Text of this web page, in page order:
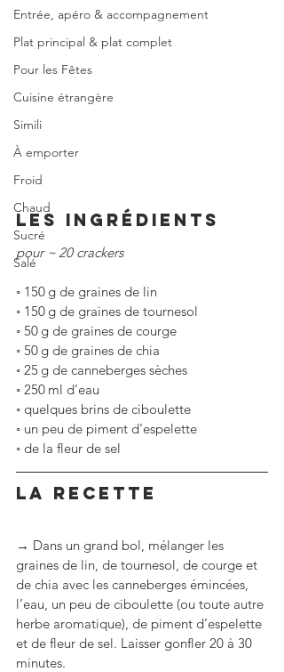
Entrée, apéro & accompagnement
Plat principal & plat complet
Pour les Fêtes
Cuisine étrangère
Simili
À emporter
Froid
Chaud
Sucré
Salé
LES INGRÉDIENTS
pour ~ 20 crackers
◦ 150 g de graines de lin
◦ 150 g de graines de tournesol
◦ 50 g de graines de courge
◦ 50 g de graines de chia
◦ 25 g de canneberges sèches
◦ 250 ml d’eau
◦ quelques brins de ciboulette
◦ un peu de piment d’espelette
◦ de la fleur de sel
LA RECETTE
→ Dans un grand bol, mélanger les
graines de lin, de tournesol, de courge et
de chia avec les canneberges émincées,
l’eau, un peu de ciboulette (ou toute autre
herbe aromatique), de piment d’espelette
et de fleur de sel. Laisser gonfler 20 à 30
minutes.